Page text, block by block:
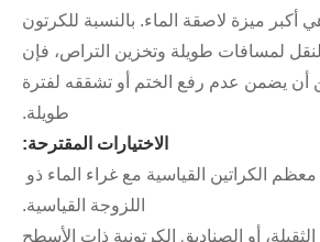
أكبر ميزة لاصقة الماء. بالنسبة للكرتون
لمسافات طويلة وتخزين التراص، فإن
أن يضمن عدم رفع الختم أو تشققه لفترة
طويلة.
الاختيارات المقترحة:
الكراتين القياسية مع غراء الماء ذو
اللزوجة القياسية.
الثقيلة، أو الصناديق الكرتونية ذات الأسطح